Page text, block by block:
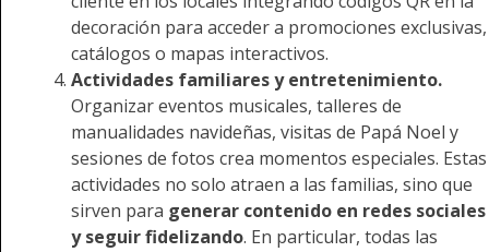
decoración para acceder a promociones exclusivas,
catálogos o mapas interactivos.
Actividades familiares y entretenimiento.
Organizar eventos musicales, talleres de
manualidades navideñas, visitas de Papá Noel y
sesiones de fotos crea momentos especiales. Estas
actividades no solo atraen a las familias, sino que
sirven para generar contenido en redes sociales
y seguir fidelizando. En particular, todas las